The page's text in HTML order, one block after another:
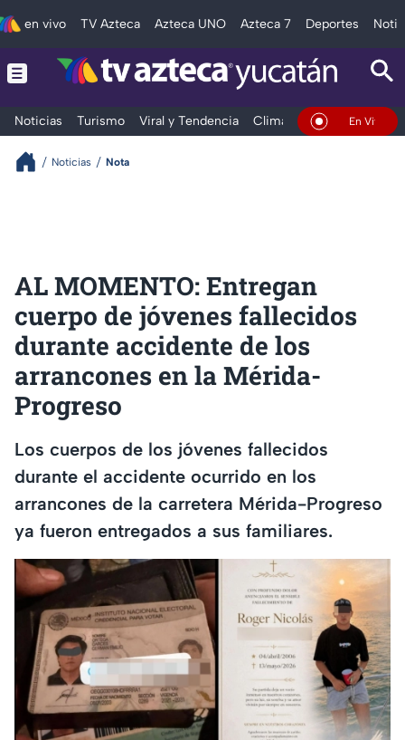
en vivo TV Azteca Azteca UNO Azteca 7 Deportes
Noticias Turismo Viral y Tendencia Clima DeportesEn Vivo
Noticias Nota
AL MOMENTO: Entregan
cuerpo de jóvenes fallecidos
durante accidente de los
arrancones en la Mérida-
Progreso
Los cuerpos de los jóvenes fallecidos
durante el accidente ocurrido en los
arrancones de la carretera Mérida-Progreso
ya fueron entregados a sus familiares.